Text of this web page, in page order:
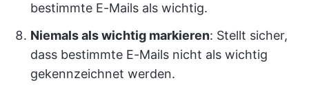
bestimmte E-Mails als wichtig.
Niemals als wichtig markieren: Stellt sicher,
dass bestimmte E-Mails nicht als wichtig
gekennzeichnet werden.